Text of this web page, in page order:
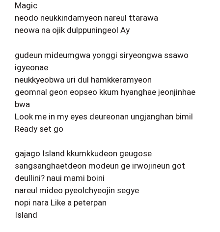
Magic
neodo neukkindamyeon nareul ttarawa
neowa na ojik dulppuningeol Ay
gudeun mideumgwa yonggi siryeongwa ssawo
igyeonae
neukkyeobwa uri dul hamkkeramyeon
geomnal geon eopseo kkum hyanghae jeonjinhae
bwa
Look me in my eyes deureonan ungjanghan bimil
Ready set go
gajago Island kkumkkudeon geugose
sangsanghaetdeon modeun ge irwojineun got
deullini? naui mami boini
nareul mideo pyeolchyeojin segye
nopi nara Like a peterpan
Island